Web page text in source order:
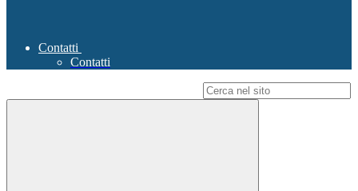
Contatti
Contatti